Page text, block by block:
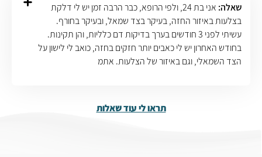
שאלה:
אני בת 24, ולפי הרופא, כבר הרבה זמן יש לי דלקת
בצלעות באיזור החזה, בעיקר בצד שמאל, ובעיקר בחורף.
עשיתי לפני 3 חודשים בערך בדיקות דם כלליות, והן תקינות.
בחודש האחרון יש לי כאבים יותר חזקים בחזה, כואב לי לישון על
הצד השמאלי, וגם באיזור של הצלעות. אתמ
תראו לי עוד שאלות